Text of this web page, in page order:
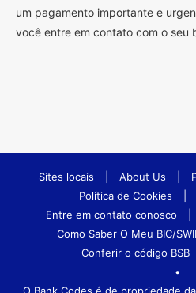
um pagamento importante e
você entre em contato com o seu
Sites locais About Us
Política de Cookies
Entre em contato conosco
Como Saber O Meu BIC/
Conferir o código BSB
•